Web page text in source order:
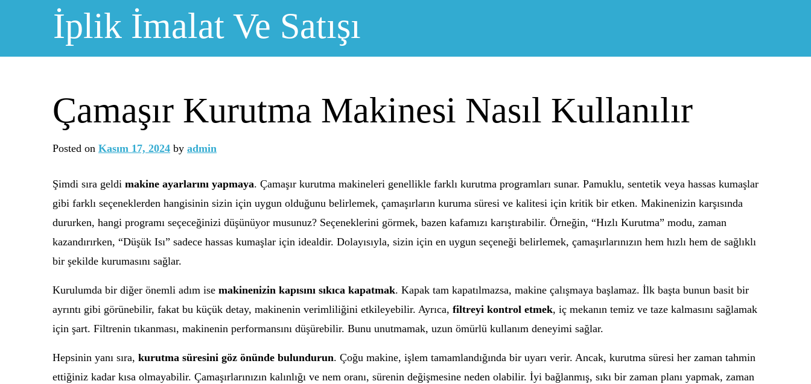
İplik İmalat Ve Satışı
Çamaşır Kurutma Makinesi Nasıl Kullanılır
Posted on Kasım 17, 2024 by admin
Şimdi sıra geldi makine ayarlarını yapmaya. Çamaşır kurutma makineleri genellikle farklı kurutma programları sunar. Pamuklu, sentetik veya hassas kumaşlar
gibi farklı seçeneklerden hangisinin sizin için uygun olduğunu belirlemek, çamaşırların kuruma süresi ve kalitesi için kritik bir etken. Makinenizin karşısında
dururken, hangi programı seçeceğinizi düşünüyor musunuz? Seçeneklerini görmek, bazen kafamızı karıştırabilir. Örneğin, “Hızlı Kurutma” modu, zaman
kazandırırken, “Düşük Isı” sadece hassas kumaşlar için idealdir. Dolayısıyla, sizin için en uygun seçeneği belirlemek, çamaşırlarınızın hem hızlı hem de sağlıklı
bir şekilde kurumasını sağlar.
Kurulumda bir diğer önemli adım ise makinenizin kapısını sıkıca kapatmak. Kapak tam kapatılmazsa, makine çalışmaya başlamaz. İlk başta bunun basit bir
ayrıntı gibi görünebilir, fakat bu küçük detay, makinenin verimliliğini etkileyebilir. Ayrıca, filtreyi kontrol etmek, iç mekanın temiz ve taze kalmasını sağlamak
için şart. Filtrenin tıkanması, makinenin performansını düşürebilir. Bunu unutmamak, uzun ömürlü kullanım deneyimi sağlar.
Hepsinin yanı sıra, kurutma süresini göz önünde bulundurun. Çoğu makine, işlem tamamlandığında bir uyarı verir. Ancak, kurutma süresi her zaman tahmin
ettiğiniz kadar kısa olmayabilir. Çamaşırlarınızın kalınlığı ve nem oranı, sürenin değişmesine neden olabilir. İyi bağlanmış, sıkı bir zaman planı yapmak, zaman